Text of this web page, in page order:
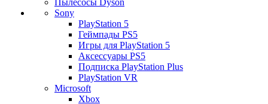
Пылесосы Dyson
Sony
PlayStation 5
Геймпады PS5
Игры для PlayStation 5
Аксессуары PS5
Подписка PlayStation Plus
PlayStation VR
Microsoft
Xbox